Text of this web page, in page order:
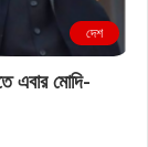
দেশ
এবার মোদি-